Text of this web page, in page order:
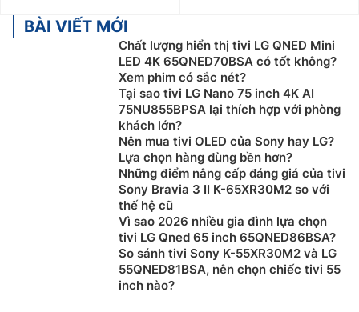
BÀI VIẾT MỚI
Chất lượng hiển thị tivi LG QNED Mini
LED 4K 65QNED70BSA có tốt không?
Xem phim có sắc nét?
Tại sao tivi LG Nano 75 inch 4K AI
75NU855BPSA lại thích hợp với phòng
khách lớn?
Nên mua tivi OLED của Sony hay LG?
Lựa chọn hàng dùng bền hơn?
Những điểm nâng cấp đáng giá của tivi
Sony Bravia 3 II K-65XR30M2 so với
thế hệ cũ
Vì sao 2026 nhiều gia đình lựa chọn
tivi LG Qned 65 inch 65QNED86BSA?
So sánh tivi Sony K-55XR30M2 và LG
55QNED81BSA, nên chọn chiếc tivi 55
inch nào?